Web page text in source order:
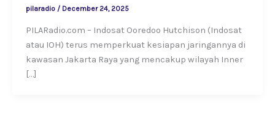
pilaradio / December 24, 2025
PILARadio.com – Indosat Ooredoo Hutchison (Indosat
atau IOH) terus memperkuat kesiapan jaringannya di
kawasan Jakarta Raya yang mencakup wilayah Inner
[…]